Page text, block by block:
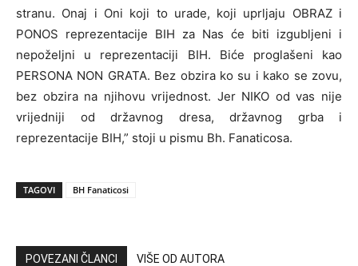
stranu. Onaj i Oni koji to urade, koji uprljaju OBRAZ i
PONOS reprezentacije BIH za Nas će biti izgubljeni i
nepoželjni u reprezentaciji BIH. Biće proglašeni kao
PERSONA NON GRATA. Bez obzira ko su i kako se zovu,
bez obzira na njihovu vrijednost. Jer NIKO od vas nije
vrijedniji od državnog dresa, državnog grba i
reprezentacije BIH,” stoji u pismu Bh. Fanaticosa.
TAGOVI BH Fanaticosi
POVEZANI ČLANCI VIŠE OD AUTORA